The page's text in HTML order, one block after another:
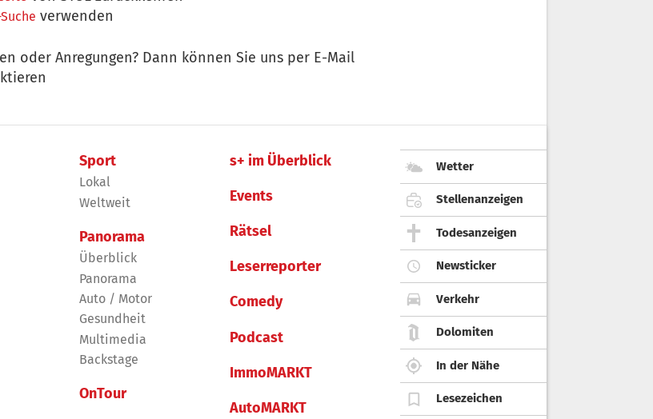
Suche verwenden
oder Anregungen? Dann können Sie uns per E-Mail
Sport
Lokal
Weltweit
Panorama
Überblick
Panorama
Auto / Motor
Gesundheit
Multimedia
Backstage
OnTour
s+ im Überblick
Events
Rätsel
Leserreporter
Comedy
Podcast
ImmoMARKT
AutoMARKT
Wetter
Stellenanzeigen
Todesanzeigen
Newsticker
Verkehr
Dolomiten
In der Nähe
Lesezeichen